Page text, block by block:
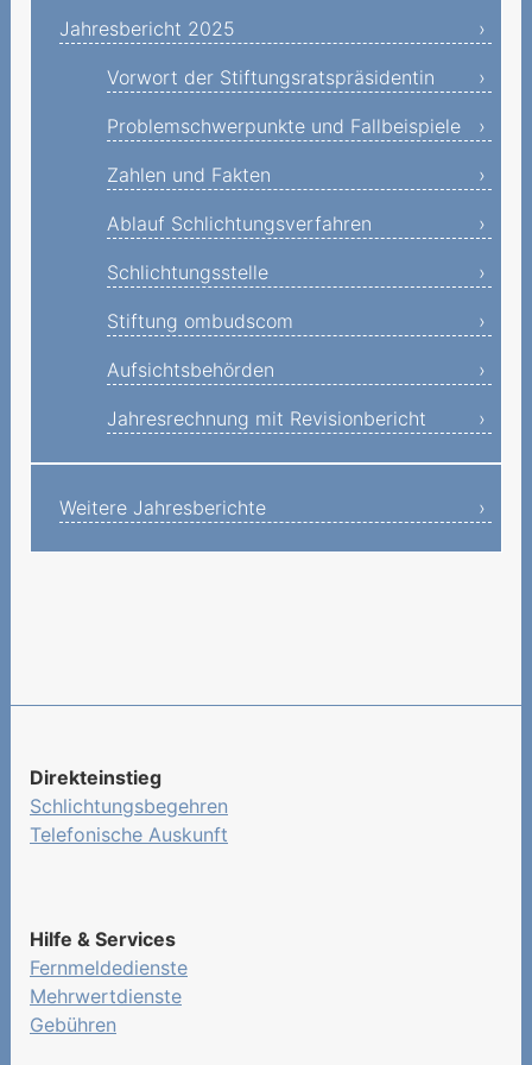
Jahresbericht 2025
Vorwort der Stiftungsratspräsidentin
Problemschwerpunkte und Fallbeispiele
Zahlen und Fakten
Ablauf Schlichtungsverfahren
Schlichtungsstelle
Stiftung ombudscom
Aufsichtsbehörden
Jahresrechnung mit Revisionbericht
Weitere Jahresberichte
Fernmeldediensten
Informationen zu Gebühren
Im Fokus
Fallbeispiele
Direkteinstieg
Schlichtungsbegehren
Telefonische Auskunft
Hilfe & Services
Fernmeldedienste
Mehrwertdienste
Gebühren